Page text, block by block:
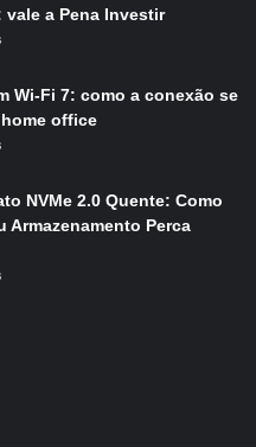
vale a Pena Investir
Wi-Fi 7: como a conexão se
office
NVMe 2.0 Quente: Como
Armazenamento Perca